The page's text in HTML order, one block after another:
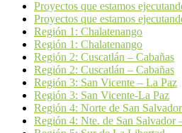
Proyectos que estamos
Proyectos que estamos
Región 1: Chalatenango
Región 1: Chalatenango
Región 2: Cuscatlán – Cabañas
Región 2: Cuscatlán – Cabañas
Región 3: San Vicente – La Paz
Región 3: San Vicente-La Paz
Región 4: Norte de San
Región 4: Nte. de San Salvador